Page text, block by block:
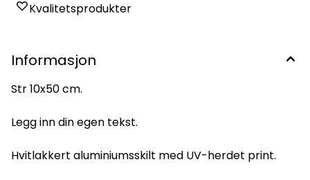
Kvalitetsprodukter
Informasjon
Str 10x50 cm.
Legg inn din egen tekst.
Hvitlakkert aluminiumsskilt med UV-herdet print.